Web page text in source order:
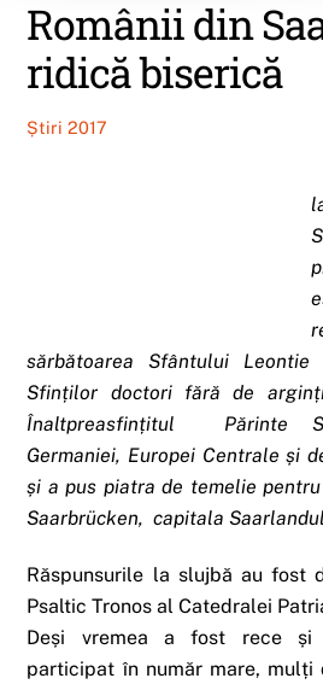
Românii din
ridică biserică
Știri 2017
sărbătoarea Sfântului
Sfinților doctori fără de
Înaltpreasfințitul Părinte
Germaniei, Europei Centrale și
și a pus piatra de temelie
Saarbrücken, capitala
Răspunsurile la slujbă au fost
Psaltic Tronos al Catedralei
Deși vremea a fost rece și
participat în număr mare,